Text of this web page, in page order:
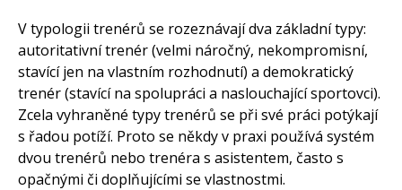
V typologii trenérů se rozeznávají dva základní typy:
autoritativní trenér (velmi náročný, nekompromisní,
stavící jen na vlastním rozhodnutí) a demokratický
trenér (stavící na spolupráci a naslouchající sportovci).
Zcela vyhraněné typy trenérů se při své práci potýkají
s řadou potíží. Proto se někdy v praxi používá systém
dvou trenérů nebo trenéra s asistentem, často s
opačnými či doplňujícími se vlastnostmi.